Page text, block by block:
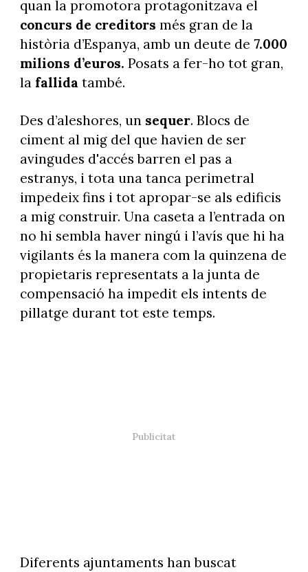
quan la promotora protagonitzava el
concurs de creditors més gran de la
història d’Espanya, amb un deute de 7.000
milions d’euros. Posats a fer-ho tot gran,
la fallida també.
Des d’aleshores, un sequer. Blocs de
ciment al mig del que havien de ser
avingudes d'accés barren el pas a
estranys, i tota una tanca perimetral
impedeix fins i tot apropar-se als edificis
a mig construir. Una caseta a l’entrada on
no hi sembla haver ningú i l’avís que hi ha
vigilants és la manera com la quinzena de
propietaris representats a la junta de
compensació ha impedit els intents de
pillatge durant tot este temps.
Diferents ajuntaments han buscat